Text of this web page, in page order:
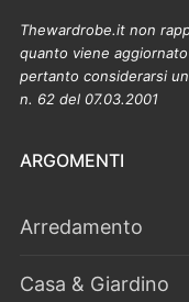
Thewardrobe.it non
quanto viene
pertanto considerarsi
n. 62 del 07.03.2001
ARGOMENTI
Arredamento
Casa & Giardino